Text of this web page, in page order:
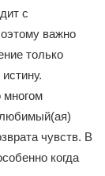
с
важно
только
многом
любимый(ая)
чувств. В
когда